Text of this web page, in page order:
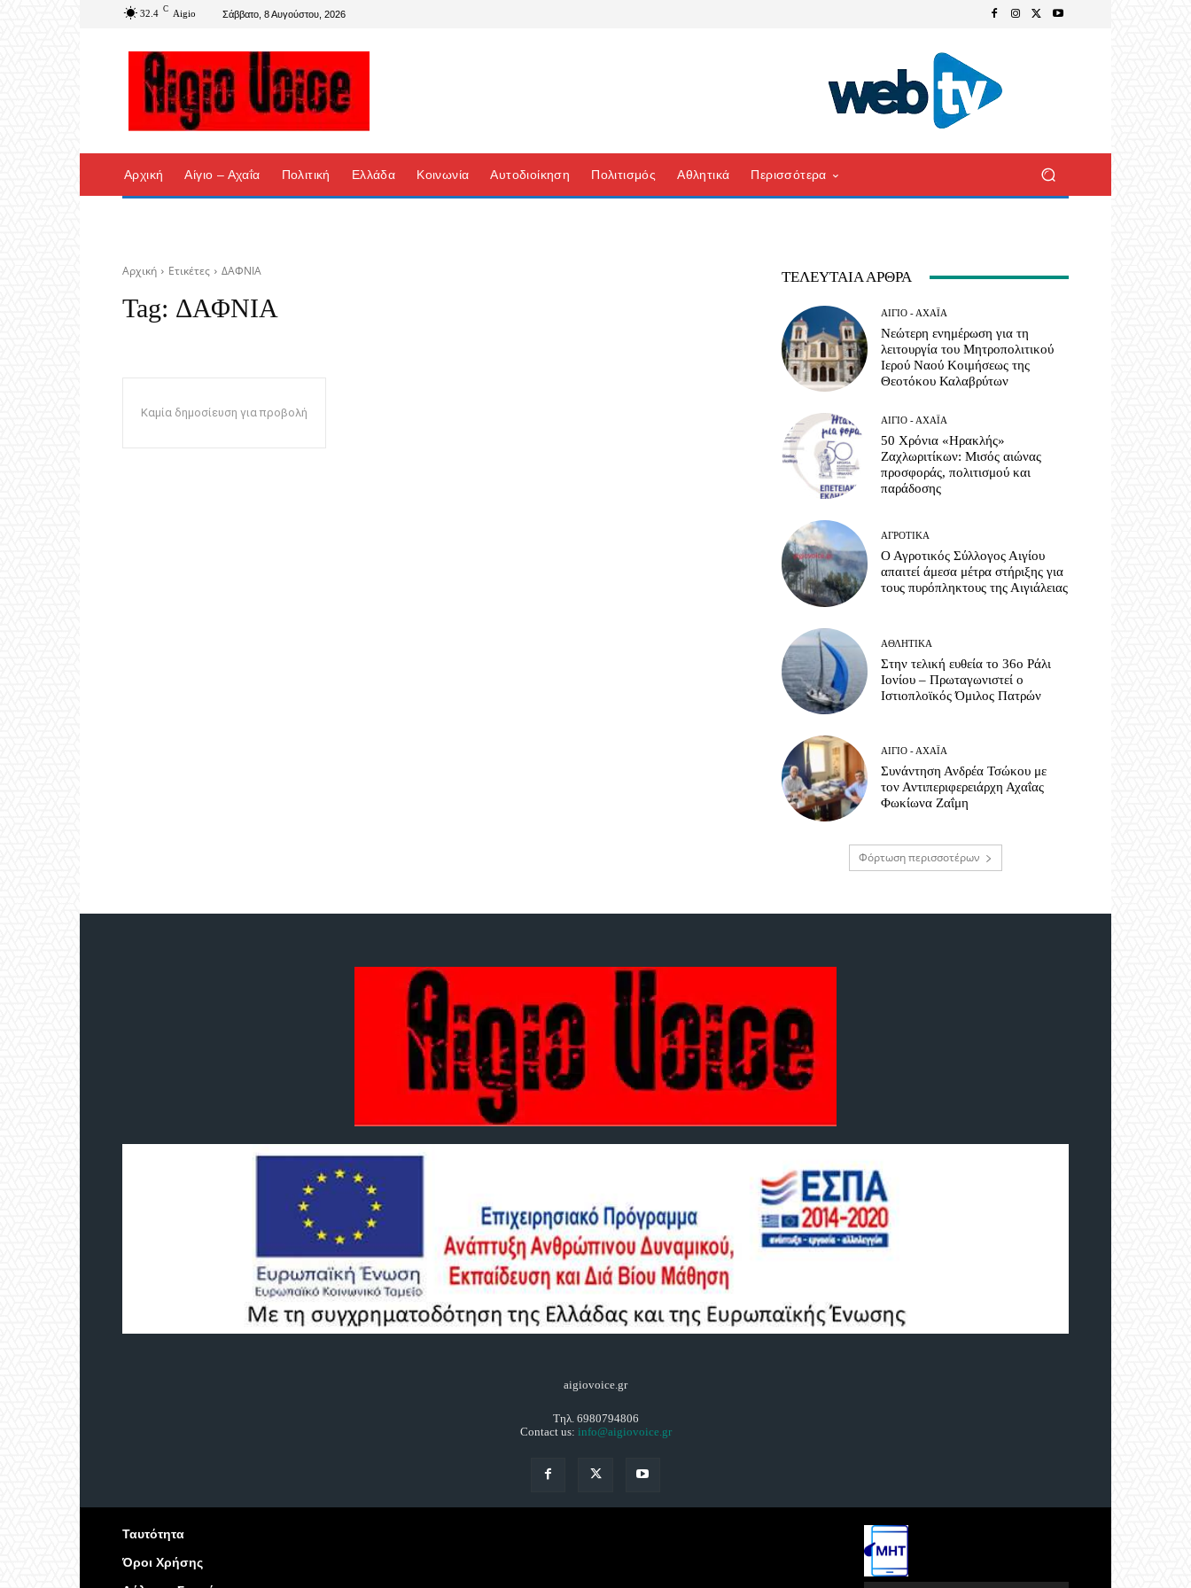
32.4 C Aigio Σάββατο, 8 Αυγούστου, 2026
Αρχική Αίγιο – Αχαΐα Πολιτική Ελλάδα Κοινωνία Αυτοδιοίκηση Πολιτισμός Αθλητικά Περισσότερα
Αρχική Ετικέτες ΔΑΦΝΙΑ
Tag: ΔΑΦΝΙΑ
Καμία δημοσίευση για προβολή
ΤΕΛΕΥΤΑΊΑ ΆΡΘΡΑ
ΑΊΓΙΟ - ΑΧΑΪ́Α
Νεώτερη ενημέρωση για τη
λειτουργία του Μητροπολιτικού
Ιερού Ναού Κοιμήσεως της
Θεοτόκου Καλαβρύτων
ΑΊΓΙΟ - ΑΧΑΪ́Α
50 Χρόνια «Ηρακλής»
Ζαχλωριτίκων: Μισός αιώνας
προσφοράς, πολιτισμού και
παράδοσης
ΑΓΡΟΤΙΚΆ
Ο Αγροτικός Σύλλογος Αιγίου
απαιτεί άμεσα μέτρα στήριξης για
τους πυρόπληκτους της Αιγιάλειας
ΑΘΛΗΤΙΚΆ
Στην τελική ευθεία το 36ο Ράλι
Ιονίου – Πρωταγωνιστεί ο
Ιστιοπλοϊκός Όμιλος Πατρών
ΑΊΓΙΟ - ΑΧΑΪ́Α
Συνάντηση Ανδρέα Τσώκου με
τον Αντιπεριφερειάρχη Αχαΐας
Φωκίωνα Ζαΐμη
Φόρτωση περισσοτέρων
aigiovoice.gr
Τηλ. 6980794806
Contact us: info@aigiovoice.gr
Ταυτότητα
Όροι Χρήσης